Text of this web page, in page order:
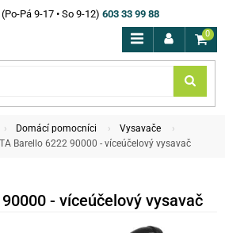
Pá 9-17 • So 9-12) 603 33 99 88
0
Domácí pomocníci
Vysavače
Barello 6222 90000 - víceúčelový vysavač
- víceúčelový vysavač